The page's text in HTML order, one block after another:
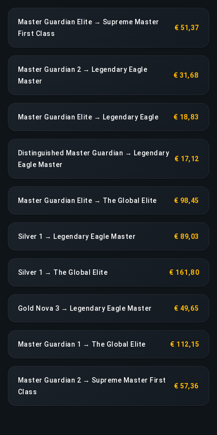
Master Guardian Elite → Supreme Master
First Class
€ 51,37
Master Guardian 2 → Legendary Eagle
Master
€ 31,68
Master Guardian Elite → Legendary Eagle € 18,83
Distinguished Master Guardian → Legendary
Eagle Master
€ 17,12
Master Guardian Elite → The Global Elite € 98,45
Silver 1 → Legendary Eagle Master € 89,03
Silver 1 → The Global Elite € 161,80
Gold Nova 3 → Legendary Eagle Master € 49,65
Master Guardian 1 → The Global Elite € 112,15
Master Guardian 2 → Supreme Master First
Class
€ 57,36